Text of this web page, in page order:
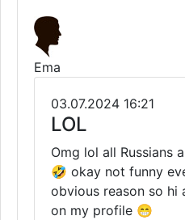
Ema
03.07.2024 16:21
LOL
Omg lol all Russians
🤣 okay not funny
obvious reason so hi
on my profile 😁